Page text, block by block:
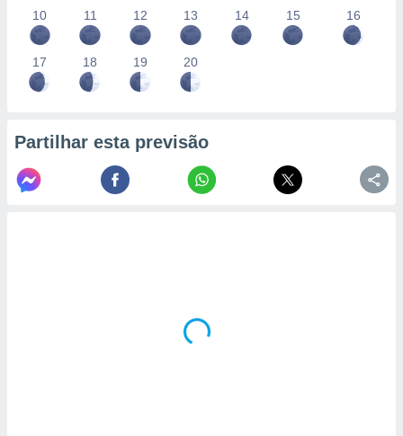
10 11 12 13 14 15 16
17 18 19 20
Partilhar esta previsão